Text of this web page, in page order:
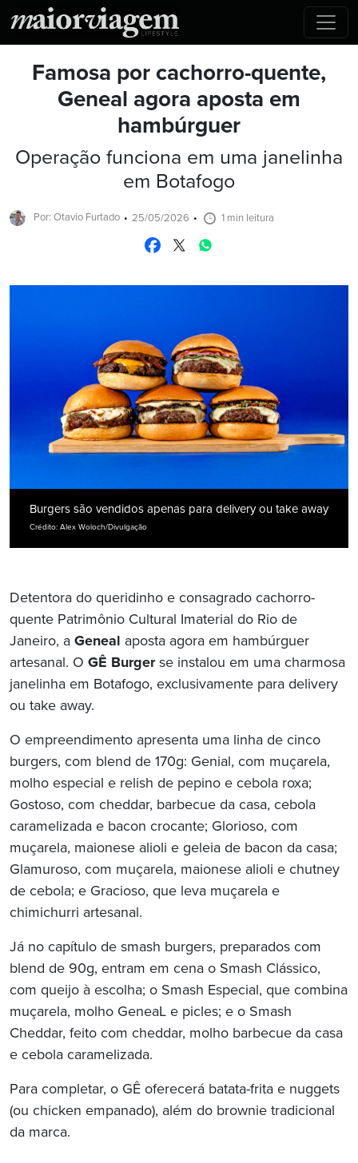
Famosa por cachorro-quente,
Geneal agora aposta em
hambúrguer
Operação funciona em uma janelinha
em Botafogo
Por: Otavio Furtado 25/05/2026 1 min leitura
Burgers são vendidos apenas para delivery ou take away
Crédito: Alex Woloch/Divulgação
Detentora do queridinho e consagrado cachorro-
quente Patrimônio Cultural Imaterial do Rio de
Janeiro, a Geneal aposta agora em hambúrguer
artesanal. O GÊ Burgerse instalou em uma charmosa
janelinha em Botafogo, exclusivamente para delivery
ou take away.
O empreendimento apresenta uma linha de cinco
burgers, com blend de 170g: Genial, com muçarela,
molho especial e relish de pepino e cebola roxa;
Gostoso, com cheddar, barbecue da casa, cebola
caramelizada e bacon crocante; Glorioso, com
muçarela, maionese alioli e geleia de bacon da casa;
Glamuroso, com muçarela, maionese alioli e chutney
de cebola; e Gracioso, que leva muçarela e
chimichurri artesanal.
Já no capítulo de smash burgers, preparados com
blend de 90g, entram em cena o Smash Clássico,
com queijo à escolha; o Smash Especial, que combina
muçarela, molho GeneaL e picles; e o Smash
Cheddar, feito com cheddar, molho barbecue da casa
e cebola caramelizada.
Para completar, o GÊ oferecerá batata-frita e nuggets
(ou chicken empanado), além do brownie tradicional
da marca.